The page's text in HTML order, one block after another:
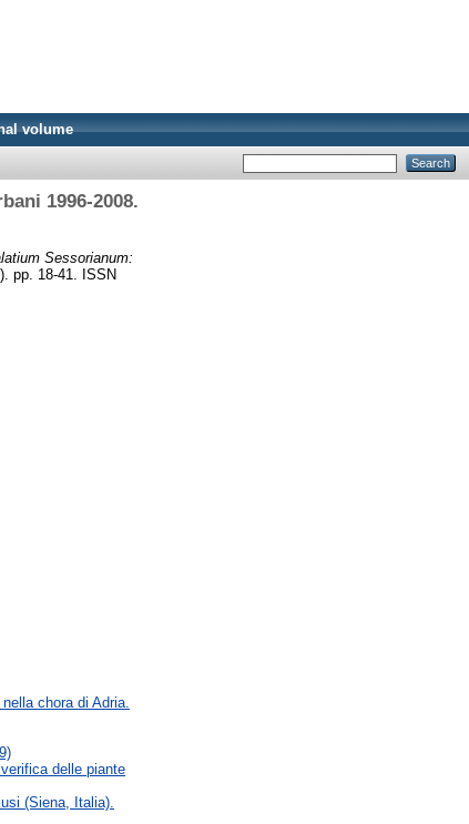
volume
1996-2008.
Sessorianum:
pp. 18-41. ISSN
chora di Adria.
delle piante
(Siena, Italia).